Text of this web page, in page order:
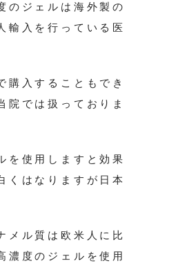
のジェルは海外製の
輸入を行っている医
購入することもでき
院では扱っておりま
を使用しますと効果
くはなりますが日本
メル質は欧米人に比
濃度のジェルを使用